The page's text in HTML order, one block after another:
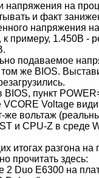
на
и факт
напряжения
к примеру, 1.450В -
подаваемое
же BIOS.
пункт
VCORE Voltage
же вольтаж
и CPU-Z в среде
итогах разгона на
прочитать здесь:
2 Duo E6300 на